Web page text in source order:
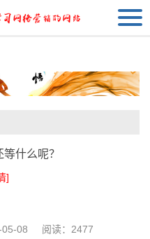
什么呢？
]
05-08 阅读：2477